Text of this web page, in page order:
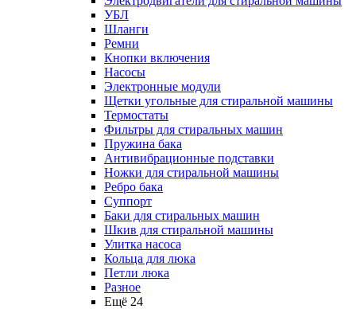
УБЛ
Шланги
Ремни
Кнопки включения
Насосы
Электронные модули
Щетки угольные для стиральной машины
Термостаты
Фильтры для стиральных машин
Пружина бака
Антивибрационные подставки
Ножки для стиральной машины
Ребро бака
Суппорт
Баки для стиральных машин
Шкив для стиральной машины
Улитка насоса
Кольца для люка
Петли люка
Разное
Ещё 24